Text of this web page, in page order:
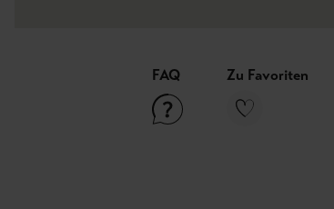
FAQ Zu Favoriten